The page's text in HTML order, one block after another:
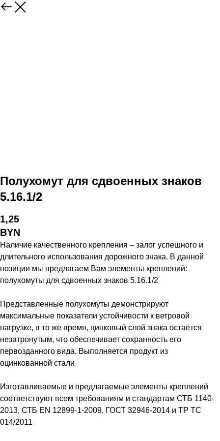
Полухомут для сдвоенных знаков
5.16.1/2
1,25
BYN
Наличие качественного крепления – залог успешного и
длительного использования дорожного знака. В данной
позиции мы предлагаем Вам элементы креплений:
полухомуты для сдвоенных знаков 5.16.1/2
Представленные полухомуты демонстрируют
максимальные показатели устойчивости к ветровой
нагрузке, в то же время, цинковый слой знака остаётся
незатронутым, что обеспечивает сохранность его
первозданного вида. Выполняется продукт из
оцинкованной стали
Изготавливаемые и предлагаемые элементы креплений
соответствуют всем требованиям и стандартам СТБ 1140-
2013, СТБ ЕN 12899-1-2009, ГОСТ 32946-2014 и ТР ТС
014/2011